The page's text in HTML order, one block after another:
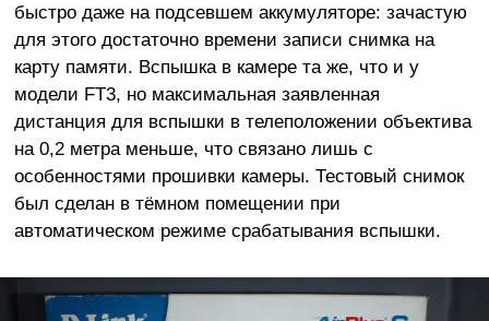
быстро даже на подсевшем аккумуляторе: зачастую
для этого достаточно времени записи снимка на
карту памяти. Вспышка в камере та же, что и у
модели FT3, но максимальная заявленная
дистанция для вспышки в телеположении объектива
на 0,2 метра меньше, что связано лишь с
особенностями прошивки камеры. Тестовый снимок
был сделан в тёмном помещении при
автоматическом режиме срабатывания вспышки.